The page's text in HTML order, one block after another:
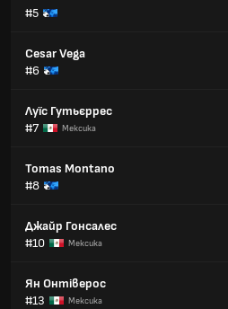
#5
Cesar Vega
#6
Луїс Гутьєррес
#7
Мексика
Tomas Montano
#8
Джайр Гонсалес
#10
Мексика
Ян Онтіверос
#13
Мексика